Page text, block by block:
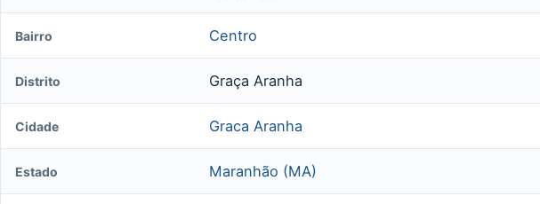
Bairro Centro
Distrito Graça Aranha
Cidade Graca Aranha
Estado Maranhão (MA)